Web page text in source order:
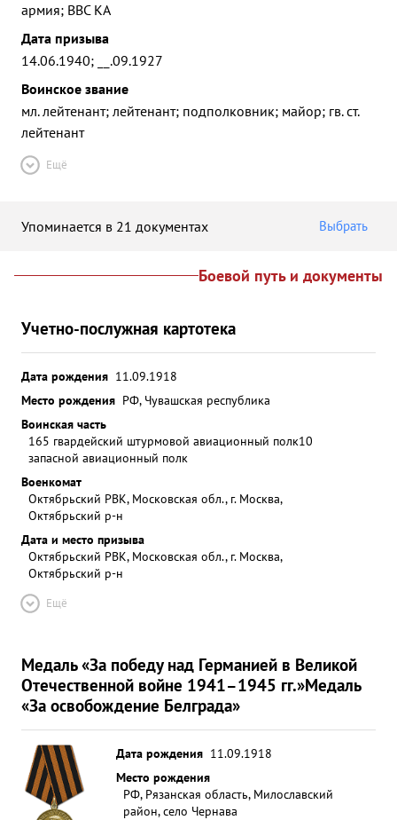
армия; ВВС КА
Дата призыва
14.06.1940; __.09.1927
Воинское звание
мл. лейтенант; лейтенант; подполковник; майор; гв. ст.
лейтенант
Ещё
Упоминается в 21 документах Выбрать
Боевой путь и документы
Учетно-послужная картотека
Дата рождения 11.09.1918
Место рождения РФ, Чувашская республика
Воинская часть
165 гвардейский штурмовой авиационный полк10
запасной авиационный полк
Военкомат
Октябрьский РВК, Московская обл., г. Москва,
Октябрьский р-н
Дата и место призыва
Октябрьский РВК, Московская обл., г. Москва,
Октябрьский р-н
Ещё
Медаль «За победу над Германией в Великой
Отечественной войне 1941–1945 гг.»Медаль
«За освобождение Белграда»
Дата рождения 11.09.1918
Место рождения
РФ, Рязанская область, Милославский
район, село Чернава